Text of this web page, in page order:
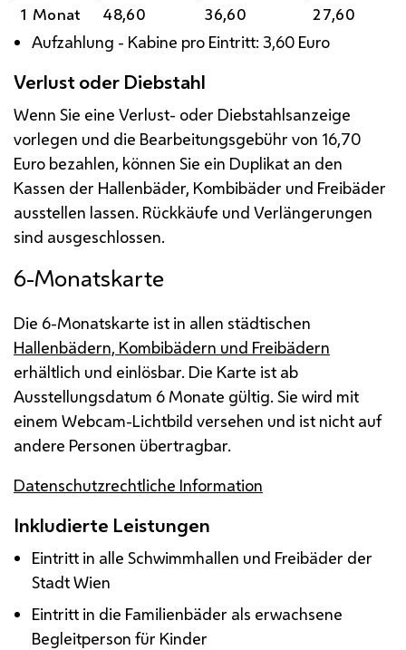
1 Monat 48,60 36,60 27,60
Aufzahlung - Kabine pro Eintritt: 3,60 Euro
Verlust oder Diebstahl
Wenn Sie eine Verlust- oder Diebstahlsanzeige
vorlegen und die Bearbeitungsgebühr von 16,70
Euro bezahlen, können Sie ein Duplikat an den
Kassen der Hallenbäder, Kombibäder und Freibäder
ausstellen lassen. Rückkäufe und Verlängerungen
sind ausgeschlossen.
6-Monatskarte
Die 6-Monatskarte ist in allen städtischen
Hallenbädern, Kombibädern und Freibädern
erhältlich und einlösbar. Die Karte ist ab
Ausstellungsdatum 6 Monate gültig. Sie wird mit
einem Webcam-Lichtbild versehen und ist nicht auf
andere Personen übertragbar.
Datenschutzrechtliche Information
Inkludierte Leistungen
Eintritt in alle Schwimmhallen und Freibäder der
Stadt Wien
Eintritt in die Familienbäder als erwachsene
Begleitperson für Kinder